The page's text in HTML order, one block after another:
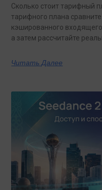
Сколько стоит тарифный
тарифного плана
кэшированного
а затем рассчитайте
Читать Далее